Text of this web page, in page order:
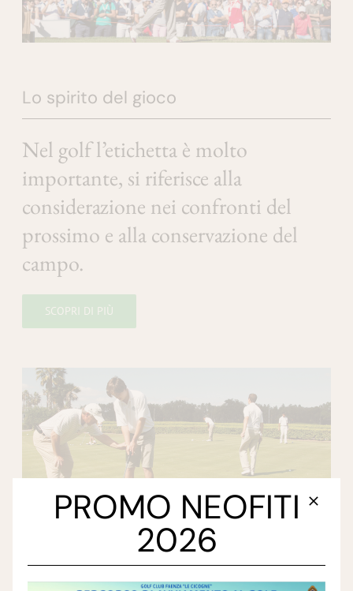
Lo spirito del gioco
Nel golf l’etichetta è molto
importante, si riferisce alla
considerazione nei confronti del
prossimo e alla conservazione del
campo.
SCOPRI DI PIÙ
Consigli di gioco
PROMO NEOFITI
2026